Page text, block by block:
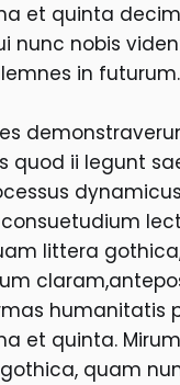
et quinta
nunc nobis
in futurum.
quod ii legunt
littera
humanitatis
et quinta.
quam